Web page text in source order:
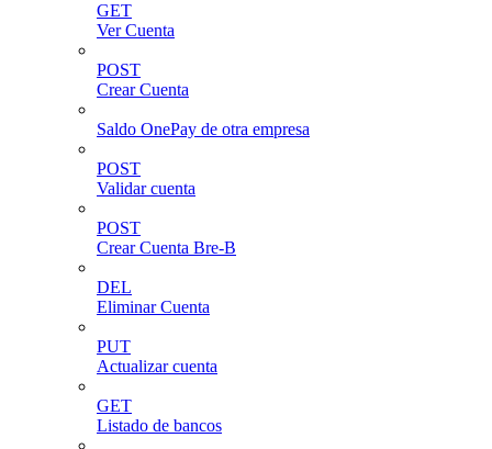
GET
Ver Cuenta
POST
Crear Cuenta
Saldo OnePay de otra empresa
POST
Validar cuenta
POST
Crear Cuenta Bre-B
DEL
Eliminar Cuenta
PUT
Actualizar cuenta
GET
Listado de bancos